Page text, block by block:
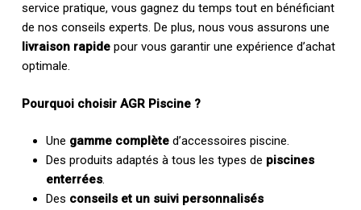
service pratique, vous gagnez du temps tout en bénéficiant
de nos conseils experts. De plus, nous vous assurons une
livraison rapidepour vous garantir une expérience d’achat
optimale.
Pourquoi choisir AGR Piscine ?
Une gamme complèted’accessoires piscine.
Des produits adaptés à tous les types de piscines
enterrées.
Des conseils et un suivi personnalisés